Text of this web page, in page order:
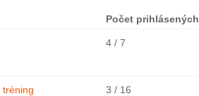
Počet prihlásených
4 / 7
tréning
3 / 16